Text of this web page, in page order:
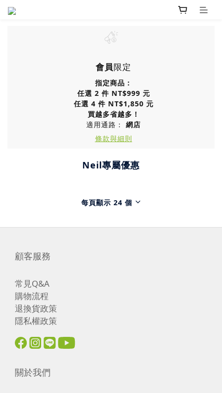
會員限定
指定商品：
任選 2 件 NT$999 元
任選 4 件 NT$1,850 元
買越多省越多！
適用通路： 網店
條款與細則
Neil專屬優惠
每頁顯示 24 個
顧客服務
常見Q&A
購物流程
退換貨政策
隱私權政策
關於我們